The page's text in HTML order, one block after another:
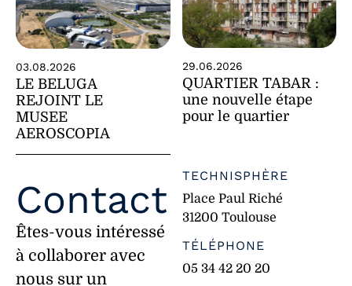
03.08.2026
LE BELUGA
REJOINT LE
MUSEE
AEROSCOPIA
29.06.2026
QUARTIER TABAR :
une nouvelle étape
pour le quartier
Contact
Êtes-vous intéressé
à collaborer avec
nous sur un
TECHNISPHÈRE
Place Paul Riché
31200 Toulouse
TÉLÉPHONE
05 34 42 20 20